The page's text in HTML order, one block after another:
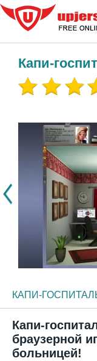
Капи-
КАПИ-
НОВОСТИ
ОБЗОР ИГРЫ
Капи-
браузерной
больницей!